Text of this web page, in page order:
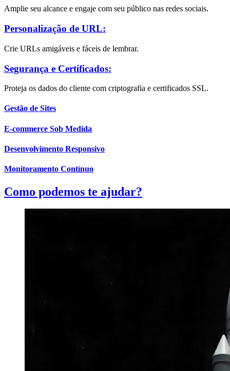
Amplie seu alcance e engaje com seu público nas redes sociais.
Personalização de URL:
Crie URLs amigáveis e fáceis de lembrar.
Segurança e Certificados:
Proteja os dados do cliente com criptografia e certificados SSL.
Gestão de Sites
E-commerce Sob Medida
Desenvolvimento Responsivo
Monitoramento Contínuo
Como podemos te ajudar?